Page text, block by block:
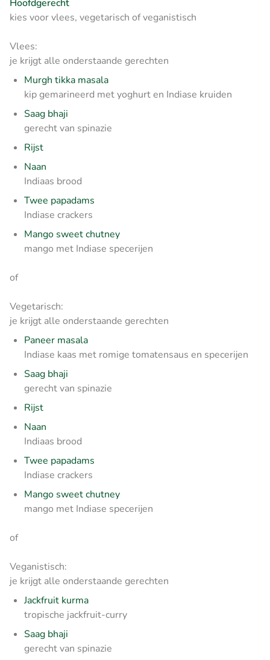
Hoofdgerecht
kies voor vlees, vegetarisch of veganistisch
Vlees:
je krijgt alle onderstaande gerechten
Murgh tikka masala
kip gemarineerd met yoghurt en Indiase kruiden
Saag bhaji
gerecht van spinazie
Rijst
Naan
Indiaas brood
Twee papadams
Indiase crackers
Mango sweet chutney
mango met Indiase specerijen
of
Vegetarisch:
je krijgt alle onderstaande gerechten
Paneer masala
Indiase kaas met romige tomatensaus en specerijen
Saag bhaji
gerecht van spinazie
Rijst
Naan
Indiaas brood
Twee papadams
Indiase crackers
Mango sweet chutney
mango met Indiase specerijen
of
Veganistisch:
je krijgt alle onderstaande gerechten
Jackfruit kurma
tropische jackfruit-curry
Saag bhaji
gerecht van spinazie